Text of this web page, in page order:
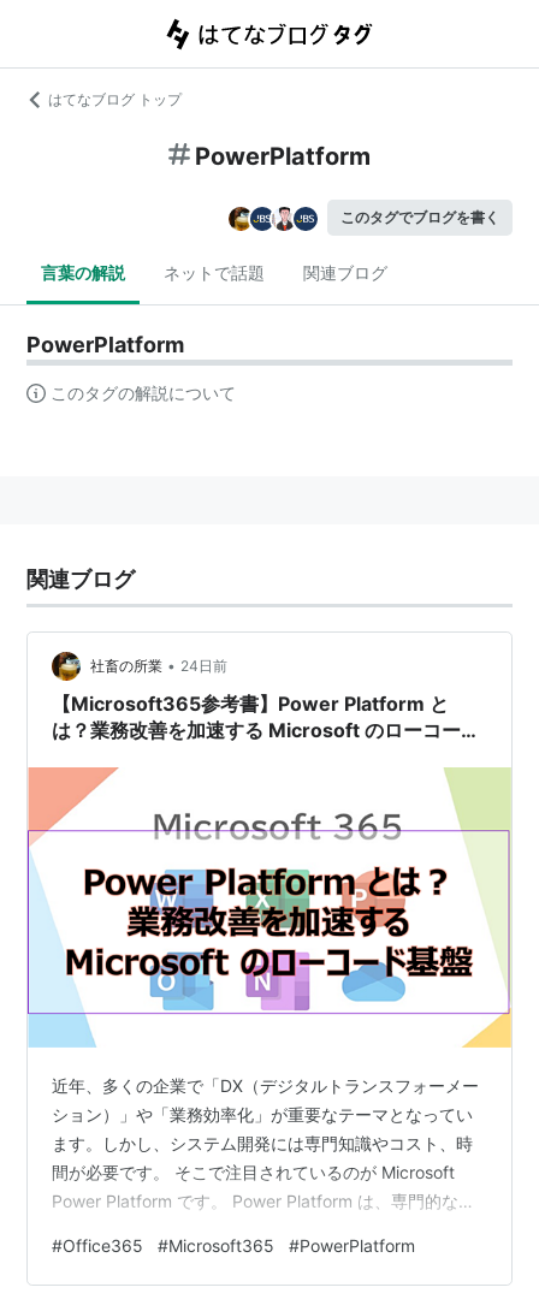
はてなブログ トップ
PowerPlatform
このタグでブログを書く
言葉の解説 ネットで話題 関連ブログ
PowerPlatform
このタグの解説について
関連ブログ
社畜の所業 • 24日前
【Microsoft365参考書】Power Platform と
は？業務改善を加速する Microsoft のローコード
近年、多くの企業で「DX（デジタルトランスフォーメー
ション）」や「業務効率化」が重要なテーマとなってい
ます。しかし、システム開発には専門知識やコスト、時
間が必要です。 そこで注目されているのが Microsoft
Power Platform です。 Power Platform は、専門的なプ
化、データ分析、AI 活用を実現できるローコードプラッ
トフォームです。 Power Platform を Power Apps、
#Office365 #Microsoft365 #PowerPlatform